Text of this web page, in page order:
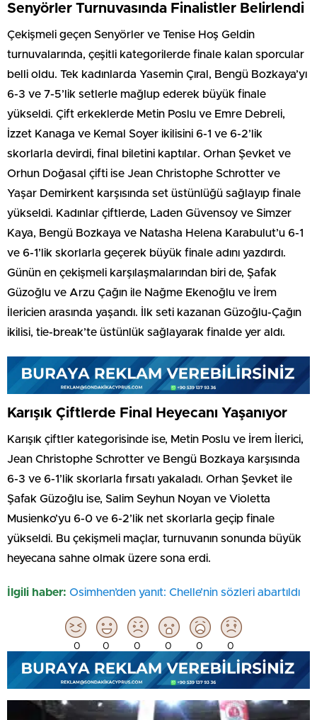
Senyörler Turnuvasında Finalistler Belirlendi
Çekişmeli geçen Senyörler ve Tenise Hoş Geldin
turnuvalarında, çeşitli kategorilerde finale kalan sporcular
belli oldu. Tek kadınlarda Yasemin Çıral, Bengü Bozkaya’yı
6-3 ve 7-5’lik setlerle mağlup ederek büyük finale
yükseldi. Çift erkeklerde Metin Poslu ve Emre Debreli,
İzzet Kanaga ve Kemal Soyer ikilisini 6-1 ve 6-2’lik
skorlarla devirdi, final biletini kaptılar. Orhan Şevket ve
Orhun Doğasal çifti ise Jean Christophe Schrotter ve
Yaşar Demirkent karşısında set üstünlüğü sağlayıp finale
yükseldi. Kadınlar çiftlerde, Laden Güvensoy ve Simzer
Kaya, Bengü Bozkaya ve Natasha Helena Karabulut’u 6-1
ve 6-1’lik skorlarla geçerek büyük finale adını yazdırdı.
Günün en çekişmeli karşılaşmalarından biri de, Şafak
Güzoğlu ve Arzu Çağın ile Nağme Ekenoğlu ve İrem
İlericien arasında yaşandı. İlk seti kazanan Güzoğlu-Çağın
ikilisi, tie-break’te üstünlük sağlayarak finalde yer aldı.
Karışık Çiftlerde Final Heyecanı Yaşanıyor
Karışık çiftler kategorisinde ise, Metin Poslu ve İrem İlerici,
Jean Christophe Schrotter ve Bengü Bozkaya karşısında
6-3 ve 6-1’lik skorlarla fırsatı yakaladı. Orhan Şevket ile
Şafak Güzoğlu ise, Salim Seyhun Noyan ve Violetta
Musienko’yu 6-0 ve 6-2’lik net skorlarla geçip finale
yükseldi. Bu çekişmeli maçlar, turnuvanın sonunda büyük
heyecana sahne olmak üzere sona erdi.
İlgili haber: Osimhen’den yanıt: Chelle’nin sözleri abartıldı
0 0 0 0 0 0